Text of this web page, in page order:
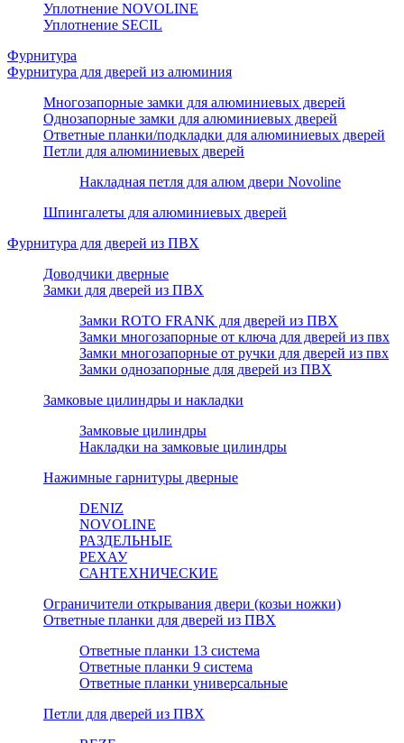
Уплотнение NOVOLINE
Уплотнение SECIL
Фурнитура
Фурнитура для дверей из алюминия
Многозапорные замки для алюминиевых дверей
Однозапорные замки для алюминиевых дверей
Ответные планки/подкладки для алюминиевых дверей
Петли для алюминиевых дверей
Накладная петля для алюм двери Novoline
Шпингалеты для алюминиевых дверей
Фурнитура для дверей из ПВХ
Доводчики дверные
Замки для дверей из ПВХ
Замки ROTO FRANK для дверей из ПВХ
Замки многозапорные от ключа для дверей из пвх
Замки многозапорные от ручки для дверей из пвх
Замки однозапорные для дверей из ПВХ
Замковые цилиндры и накладки
Замковые цилиндры
Накладки на замковые цилиндры
Нажимные гарнитуры дверные
DENIZ
NOVOLINE
РАЗДЕЛЬНЫЕ
РЕХАУ
САНТЕХНИЧЕСКИЕ
Ограничители открывания двери (козьи ножки)
Ответные планки для дверей из ПВХ
Ответные планки 13 система
Ответные планки 9 система
Ответные планки универсальные
Петли для дверей из ПВХ